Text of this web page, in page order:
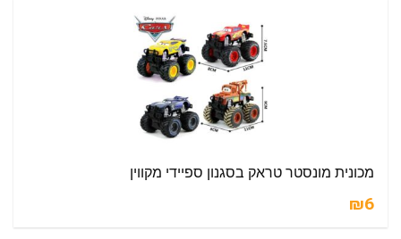
מכונית מונסטר טראק בסגנון ספיידי מקווין
₪6